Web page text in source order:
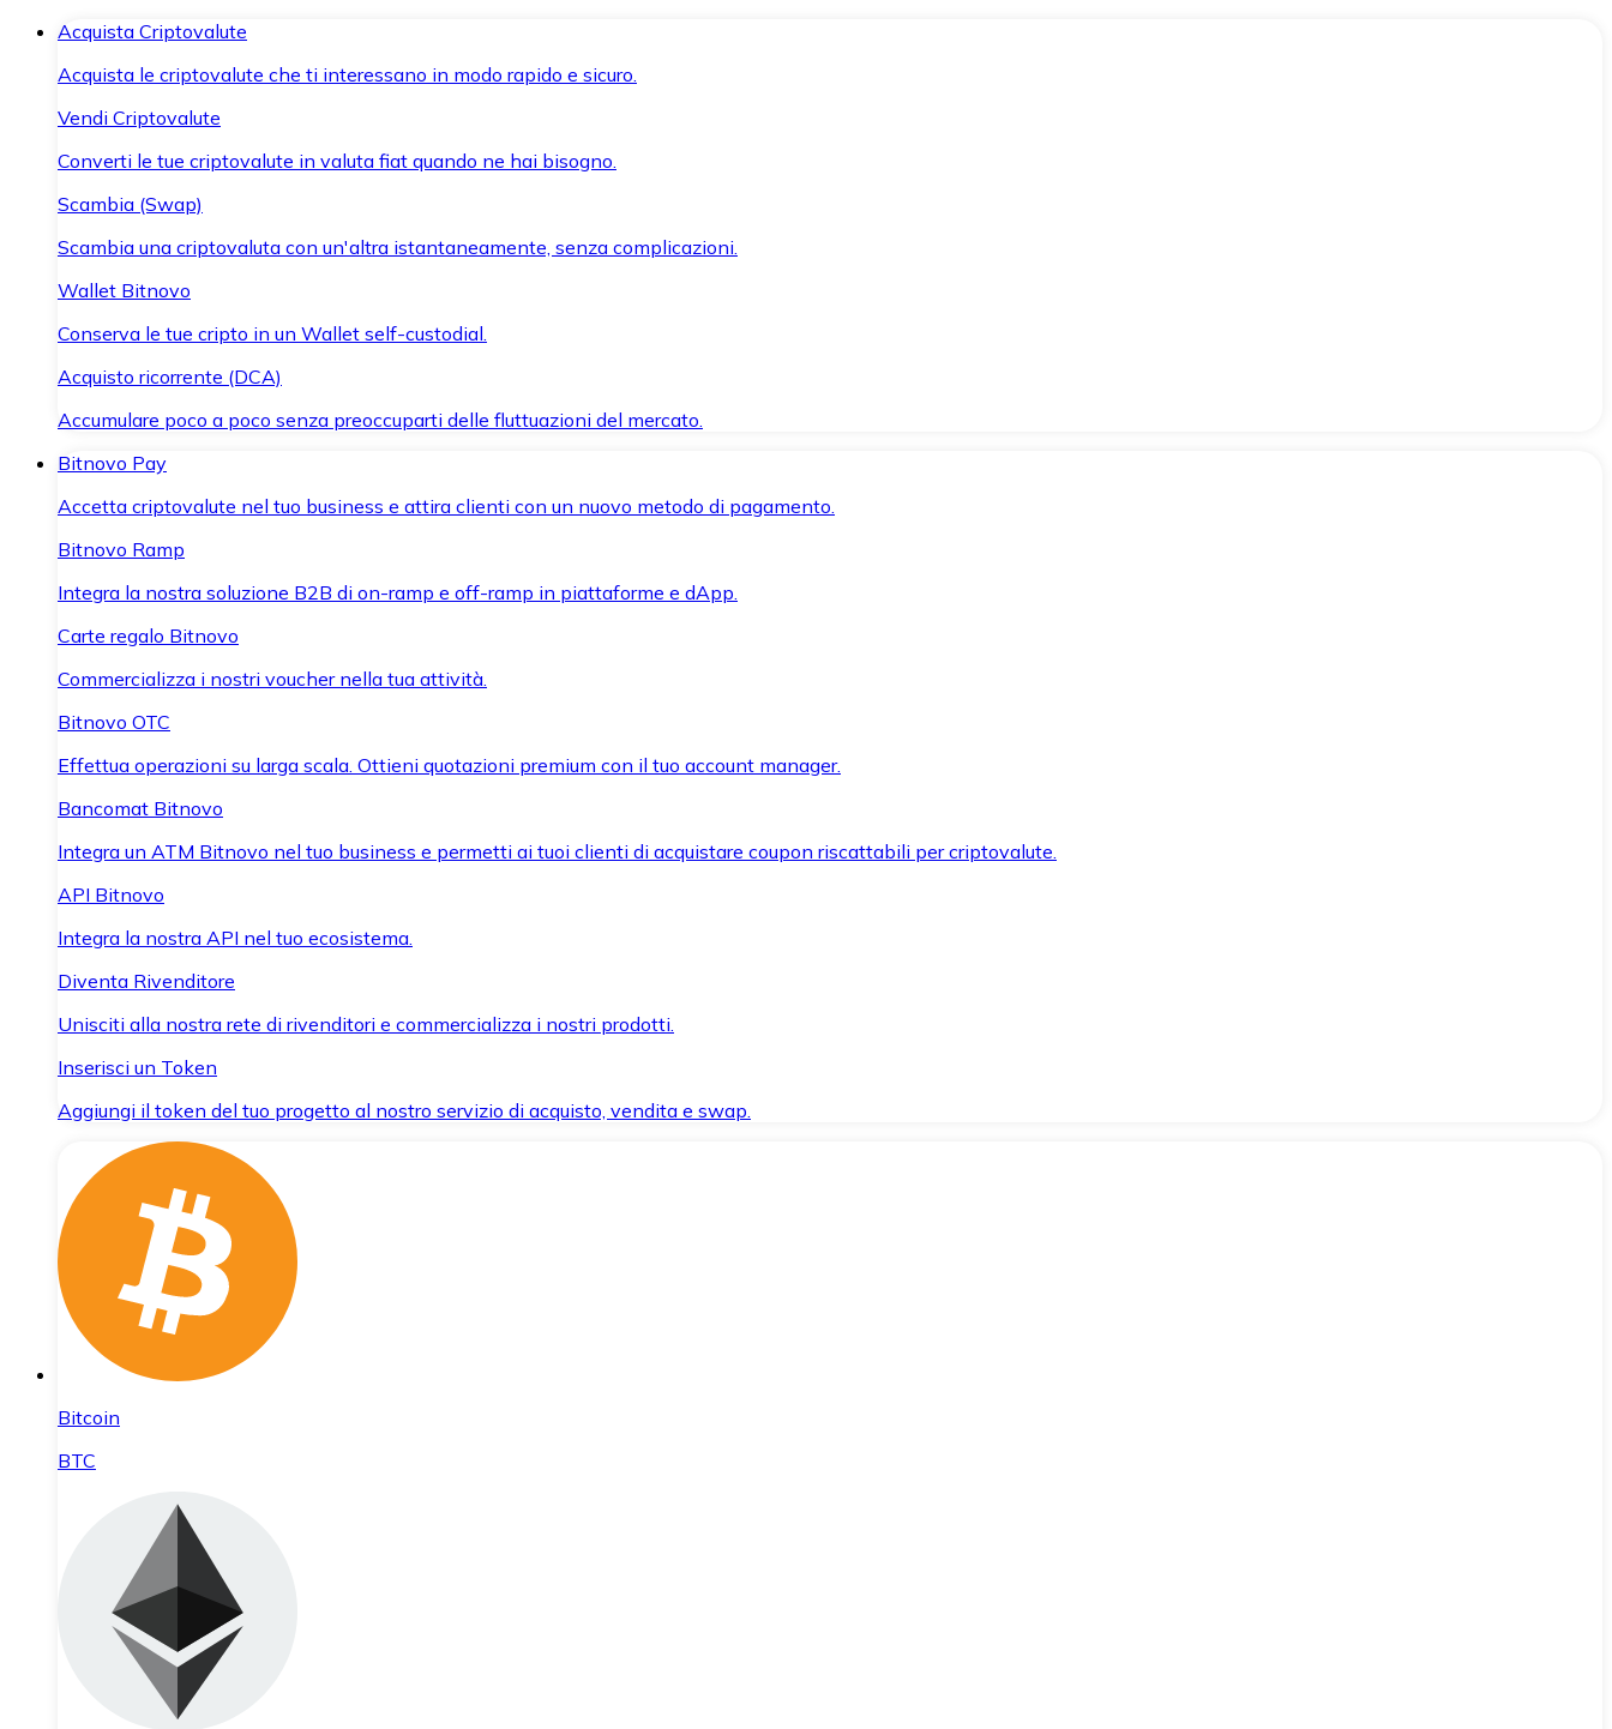
Acquista Criptovalute
Acquista le criptovalute che ti interessano in modo rapido e sicuro.
Vendi Criptovalute
Converti le tue criptovalute in valuta fiat quando ne hai bisogno.
Scambia (Swap)
Scambia una criptovaluta con un'altra istantaneamente, senza complicazioni.
Wallet Bitnovo
Conserva le tue cripto in un Wallet self-custodial.
Acquisto ricorrente (DCA)
Accumulare poco a poco senza preoccuparti delle fluttuazioni del mercato.
Bitnovo Pay
Accetta criptovalute nel tuo business e attira clienti con un nuovo metodo di pagamento.
Bitnovo Ramp
Integra la nostra soluzione B2B di on-ramp e off-ramp in piattaforme e dApp.
Carte regalo Bitnovo
Commercializza i nostri voucher nella tua attività.
Bitnovo OTC
Effettua operazioni su larga scala. Ottieni quotazioni premium con il tuo account manager.
Bancomat Bitnovo
Integra un ATM Bitnovo nel tuo business e permetti ai tuoi clienti di acquistare coupon riscattabili per criptovalute.
API Bitnovo
Integra la nostra API nel tuo ecosistema.
Diventa Rivenditore
Unisciti alla nostra rete di rivenditori e commercializza i nostri prodotti.
Inserisci un Token
Aggiungi il token del tuo progetto al nostro servizio di acquisto, vendita e swap.
Bitcoin
BTC